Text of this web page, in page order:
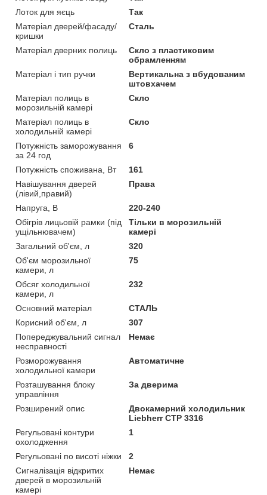
Лоток для яєць
Так
Матеріал дверей/фасаду/
кришки
Сталь
Матеріал дверних полиць
Скло з пластиковим
обрамленням
Матеріал і тип ручки
Вертикальна з вбудованим
штовхачем
Матеріал полиць в
морозильній камері
Скло
Матеріал полиць в
холодильній камері
Скло
Потужність заморожування
за 24 год
6
Потужність споживана, Вт
161
Навішування дверей
(лівий,правий)
Права
Напруга, В
220-240
Обігрів лицьовій рамки (під
ущільнювачем)
Тільки в морозильній
камері
Загальний об'єм, л
320
Об'єм морозильної
камери, л
75
Обсяг холодильної
камери, л
232
Основний матеріал
СТАЛЬ
Корисний об'єм, л
307
Попереджувальний сигнал
несправності
Немає
Розморожування
холодильної камери
Автоматичне
Розташування блоку
управління
За дверима
Розширений опис
Двокамерний холодильник
Liebherr CTP 3316
Регульовані контури
охолодження
1
Регульовані по висоті ніжки
2
Сигналізація відкритих
дверей в морозильній
камері
Немає